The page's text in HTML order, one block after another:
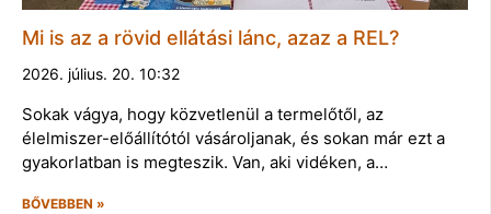
Mi is az a rövid ellátási lánc, azaz a REL?
2026. július. 20. 10:32
Sokak vágya, hogy közvetlenül a termelőtől, az
élelmiszer-előállítótól vásároljanak, és sokan már ezt a
gyakorlatban is megteszik. Van, aki vidéken, a…
BŐVEBBEN »